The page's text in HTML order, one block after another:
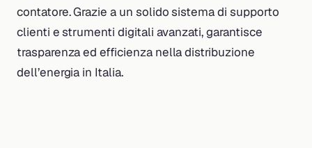
contatore. Grazie a un solido sistema di supporto
clienti e strumenti digitali avanzati, garantisce
trasparenza ed efficienza nella distribuzione
dell’energia in Italia.